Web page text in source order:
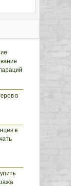
в
в